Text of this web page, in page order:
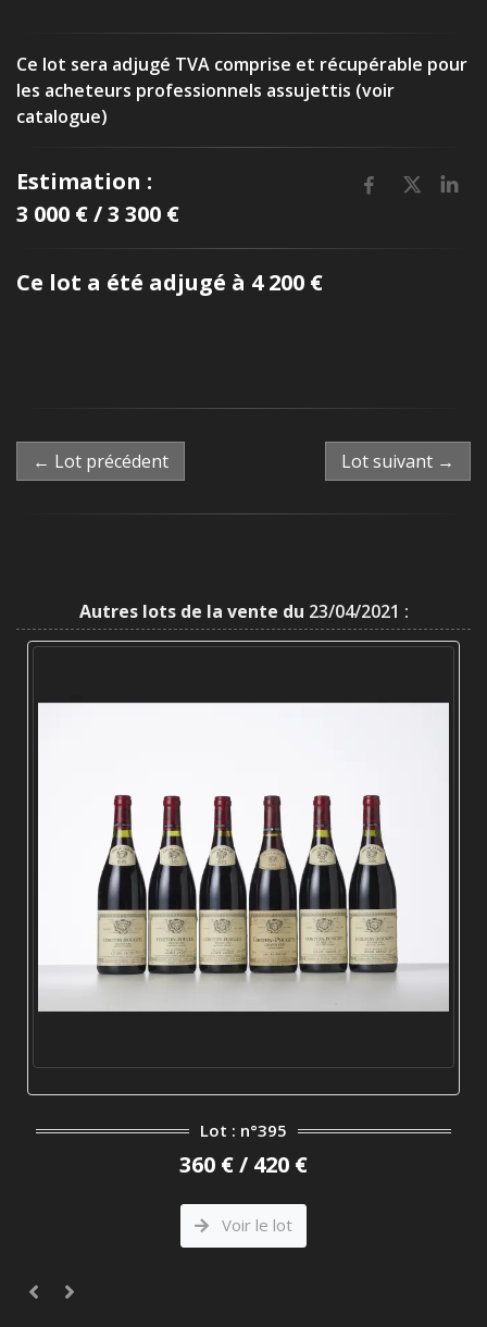
Ce lot sera adjugé TVA comprise et récupérable pour
les acheteurs professionnels assujettis (voir
catalogue)
Estimation :
3 000 € / 3 300 €
Ce lot a été adjugé à 4 200 €
← Lot précédent Lot suivant →
Autres lots de la vente du 23/04/2021 :
Lot : n°395
360 € / 420 €
Voir le lot